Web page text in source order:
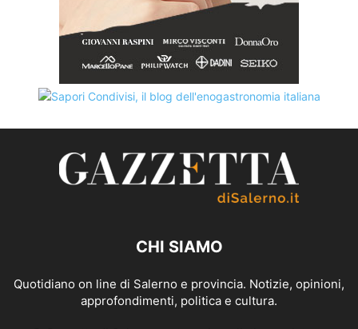
CHI SIAMO
Quotidiano on line di Salerno e provincia. Notizie, opinioni,
approfondimenti, politica e cultura.